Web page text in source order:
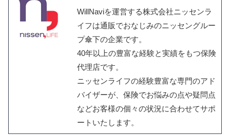
WillNaviを運営する株式会社ニッセンラ
イフは通販でおなじみのニッセングルー
プ傘下の企業です。
40年以上の豊富な経験と実績をもつ保険
代理店です。
ニッセンライフの経験豊富な専門のアド
バイザーが、保険でお悩みの点や疑問点
などお客様の個々の状況に合わせてサポ
ートいたします。